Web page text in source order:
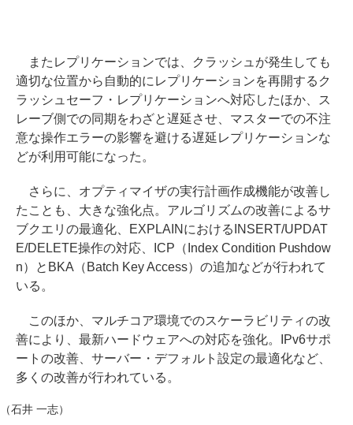
またレプリケーションでは、クラッシュが発生しても
適切な位置から自動的にレプリケーションを再開するク
ラッシュセーフ・レプリケーションへ対応したほか、ス
レーブ側での同期をわざと遅延させ、マスターでの不注
意な操作エラーの影響を避ける遅延レプリケーションな
どが利用可能になった。
さらに、オプティマイザの実行計画作成機能が改善し
たことも、大きな強化点。アルゴリズムの改善によるサ
ブクエリの最適化、EXPLAINにおけるINSERT/UPDAT
E/DELETE操作の対応、ICP（Index Condition Pushdow
n）とBKA（Batch Key Access）の追加などが行われて
いる。
このほか、マルチコア環境でのスケーラビリティの改
善により、最新ハードウェアへの対応を強化。IPv6サポ
ートの改善、サーバー・デフォルト設定の最適化など、
多くの改善が行われている。
（石井 一志）